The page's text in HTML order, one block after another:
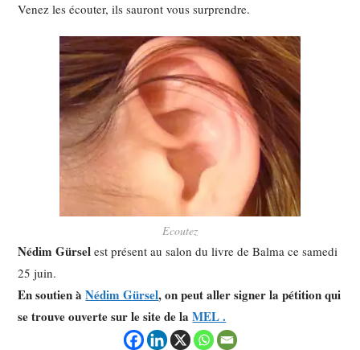
Venez les écouter, ils sauront vous surprendre.
Ecoutez
Nédim Gürsel est présent au salon du livre de Balma ce samedi
25 juin.
En soutien àNédim Gürsel, on peut aller signer la pétition qui
se trouve ouverte sur le site de laMEL .